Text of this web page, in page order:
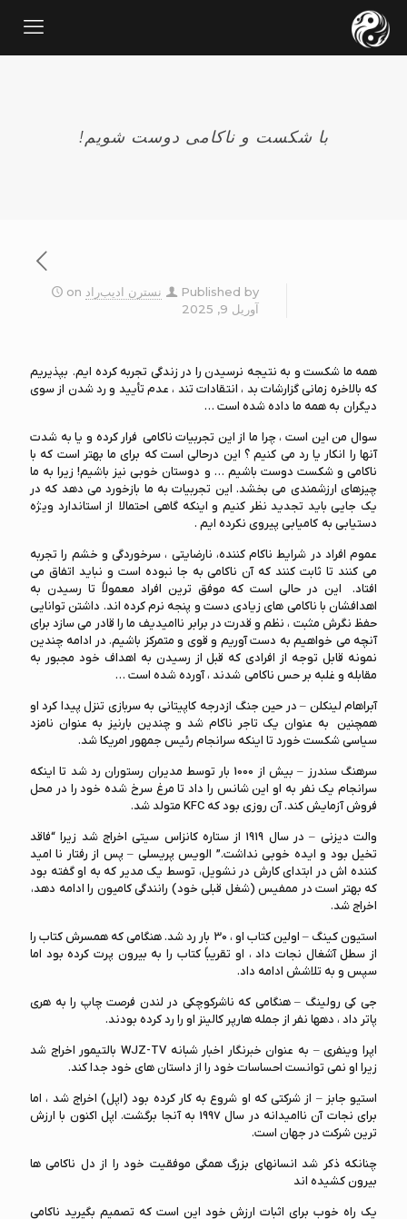
با شکست و ناکامی دوست شویم!
Published by نسترن ادیب‌راد on
آوریل 9, 2025
همه ما شکست و به نتیجه نرسیدن را در زندگی تجربه کرده ایم. بپذیریم
که بالاخره زمانی گزارشات بد ، انتقادات تند ، عدم تأیید و رد شدن از سوی
دیگران به همه ما داده شده است …
سوال من این است ، چرا ما از این تجربیات ناکامی فرار کرده و یا به شدت
آنها را انکار یا رد می کنیم ؟ این درحالی است که برای ما بهتر است که با
ناکامی و شکست دوست باشیم … و دوستان خوبی نیز باشیم! زیرا به ما
چیزهای ارزشمندی می بخشد. این تجربیات به ما بازخورد می دهد که در
یک جایی باید تجدید نظر کنیم و اینکه گاهی احتمالا از استاندارد ویژه
دستیابی به کامیابی پیروی نکرده ایم .
عموم افراد در شرایط ناکام کننده، نارضایتی ، سرخوردگی و خشم را تجربه
می کنند تا ثابت کنند که آن ناکامی به جا نبوده است و نباید اتفاق می
افتاد. این در حالی است که موفق ترین افراد معمولاً تا رسیدن به
اهدافشان با ناکامی های زیادی دست و پنجه نرم کرده اند. داشتن توانایی
حفظ نگرش مثبت ، نظم و قدرت در برابر ناامیدیف ما را قادر می سازد برای
آنچه می خواهیم به دست آوریم و قوی و متمرکز باشیم. در ادامه چندین
نمونه قابل توجه از افرادی که قبل از رسیدن به اهداف خود مجبور به
مقابله و غلبه بر حس ناکامی شدند ، آورده شده است …
آبراهام لینکلن – در حین جنگ ازدرجه کاپیتانی به سربازی تنزل پیدا کرد او
همچنین به عنوان یک تاجر ناکام شد و چندین بارنیز به عنوان نامزد
سیاسی شکست خورد تا اینکه سرانجام رئیس جمهور امریکا شد.
سرهنگ سندرز – بیش از 1000 بار توسط مدیران رستوران رد شد تا اینکه
سرانجام یک نفر به او این شانس را داد تا مرغ سرخ شده خود را در محل
فروش آزمایش کند. آن روزی بود که KFC متولد شد.
والت دیزنی – در سال 1919 از ستاره کانزاس سیتی اخراج شد زیرا “فاقد
تخیل بود و ایده خوبی نداشت.” الویس پریسلی – پس از رفتار نا امید
کننده اش در ابتدای کارش در نشویل، توسط یک مدیر که به او گفته بود
که بهتر است در ممفیس (شغل قبلی خود) رانندگی کامیون را ادامه دهد،
اخراج شد.
استیون کینگ – اولین کتاب او ، 30 بار رد شد. هنگامی که همسرش کتاب را
از سطل آشغال نجات داد ، او تقریباً کتاب را به بیرون پرت کرده بود اما
سپس و به تلاشش ادامه داد.
جی کی رولینگ – هنگامی که ناشرکوچکی در لندن فرصت چاپ را به هری
پاتر داد ، دهها نفر از جمله هارپر کالینز او را رد کرده بودند.
اپرا وینفری – به عنوان خبرنگار اخبار شبانه WJZ-TV بالتیمور اخراج شد
زیرا او نمی توانست احساسات خود را از داستان های خود جدا کند.
استیو جابز – از شرکتی که او شروع به کار کرده بود (اپل) اخراج شد ، اما
برای نجات آن ناامیدانه در سال 1997 به آنجا برگشت. اپل اکنون با ارزش
ترین شرکت در جهان است.
چنانکه ذکر شد انسانهای بزرگ همگی موفقیت خود را از دل ناکامی ها
بیرون کشیده اند
یک راه خوب برای اثبات ارزش خود این است که تصمیم بگیرید ناکامی